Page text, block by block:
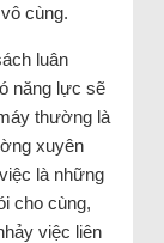
cùng.
luân
năng lực sẽ
thường là
xuyên
là những
cho cùng,
việc liên